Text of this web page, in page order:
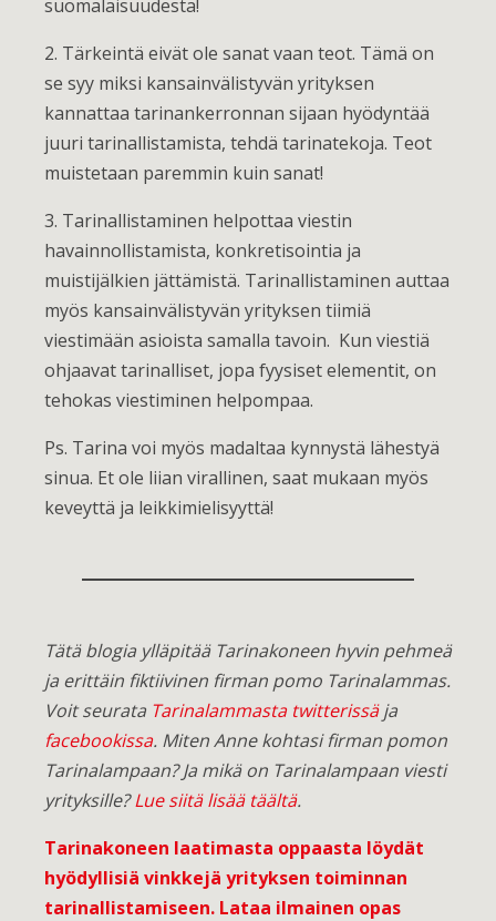
suomalaisuudesta!
2. Tärkeintä eivät ole sanat vaan teot. Tämä on
se syy miksi kansainvälistyvän yrityksen
kannattaa tarinankerronnan sijaan hyödyntää
juuri tarinallistamista, tehdä tarinatekoja. Teot
muistetaan paremmin kuin sanat!
3. Tarinallistaminen helpottaa viestin
havainnollistamista, konkretisointia ja
muistijälkien jättämistä. Tarinallistaminen auttaa
myös kansainvälistyvän yrityksen tiimiä
viestimään asioista samalla tavoin. Kun viestiä
ohjaavat tarinalliset, jopa fyysiset elementit, on
tehokas viestiminen helpompaa.
Ps. Tarina voi myös madaltaa kynnystä lähestyä
sinua. Et ole liian virallinen, saat mukaan myös
keveyttä ja leikkimielisyyttä!
Tätä blogia ylläpitää Tarinakoneen hyvin pehmeä
ja erittäin fiktiivinen firman pomo Tarinalammas.
Voit seurata Tarinalammasta twitterissäja
facebookissa. Miten Anne kohtasi firman pomon
Tarinalampaan?Ja mikä on Tarinalampaan viesti
yrityksille?Lue siitä lisää täältä.
Tarinakoneen laatimasta oppaasta löydät
hyödyllisiä vinkkejä yrityksen toiminnan
tarinallistamiseen. Lataa ilmainen opas